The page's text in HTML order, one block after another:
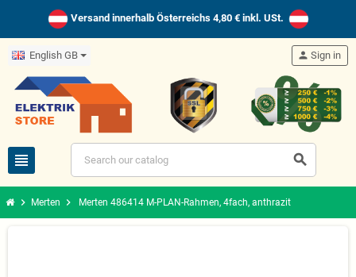
Versand innerhalb Österreichs 4,80 € inkl. USt.
English GB
view_headline search
person Sign in
chevron_right Merten chevron_right Merten 486414 M-PLAN-Rahmen, 4fach, anthrazit